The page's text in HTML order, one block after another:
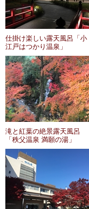
仕掛け楽しい露天風呂「小
江戸はつかり温泉」
滝と紅葉の絶景露天風呂
「秩父温泉 満願の湯」